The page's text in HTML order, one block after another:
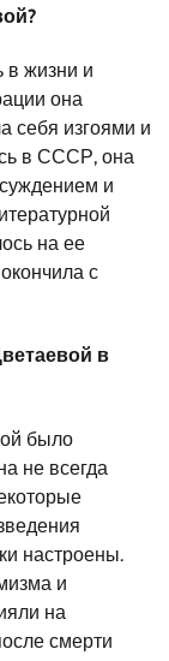
в жизни и
она
себя изгоями и
в СССР, она
и
на ее
с
в
было
не всегда
настроены.
и
на
смерти